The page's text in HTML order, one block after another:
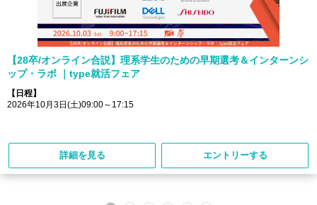
【28卒/オンライン合説】理系学生のための早期選考＆インターンシ
ップ・ラボ ｜type就活フェア
【日程】
2026年10月3日(土)09:00～17:15
詳細を見る エントリーする